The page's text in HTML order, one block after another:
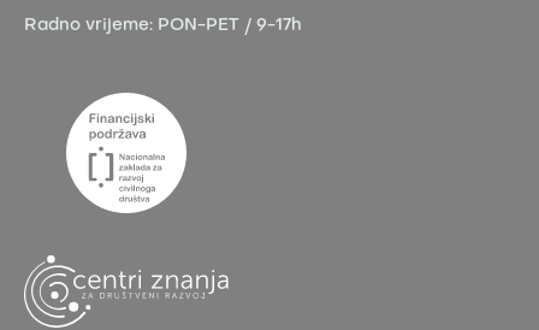
Radno vrijeme: PON-PET / 9-17h